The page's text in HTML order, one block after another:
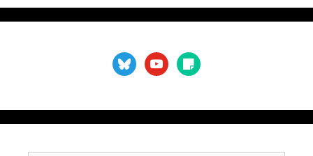
blueskyyoutubesticky-
note